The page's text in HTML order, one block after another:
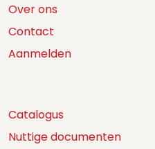
Over ons
Contact
Aanmelden
Catalogus
Nuttige documenten